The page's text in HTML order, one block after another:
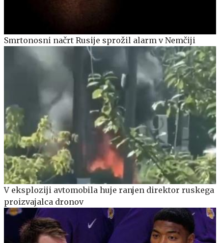
Smrtonosni načrt Rusije sprožil alarm v Nemčiji
V eksploziji avtomobila huje ranjen direktor ruskega
proizvajalca dronov